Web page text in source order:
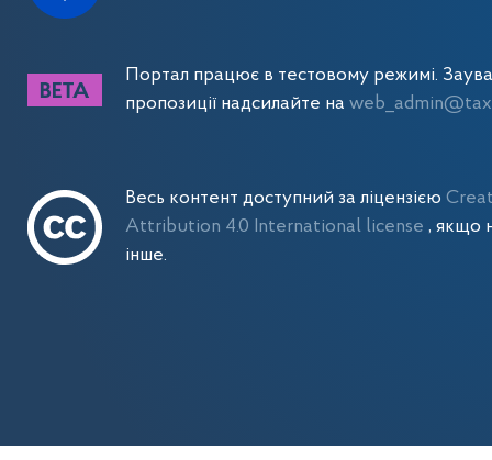
Портал працює в тестовому режимі.
пропозиції надсилайте на
Весь контент доступний за ліцензією
Attribution 4.0 International license, якщо
інше.